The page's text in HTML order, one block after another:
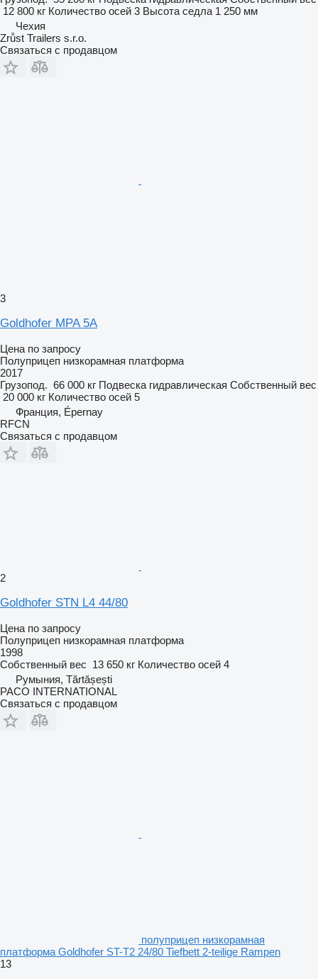
12 800 кг Количество осей 3 Высота седла 1 250 мм
Чехия
Zrůst Trailers s.r.o.
Связаться с продавцом
3
Goldhofer MPA 5A
Цена по запросу
Полуприцеп низкорамная платформа
2017
Грузопод. 66 000 кг Подвеска гидравлическая Собственный вес
20 000 кг Количество осей 5
Франция, Épernay
RFCN
Связаться с продавцом
2
Goldhofer STN L4 44/80
Цена по запросу
Полуприцеп низкорамная платформа
1998
Собственный вес 13 650 кг Количество осей 4
Румыния, Tărtășești
PACO INTERNATIONAL
Связаться с продавцом
полуприцеп низкорамная
платформа Goldhofer ST-T2 24/80 Tiefbett 2-teilige Rampen
13